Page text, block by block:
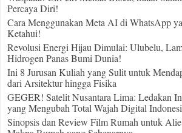
Percaya Diri!
Cara Menggunakan Meta AI di WhatsApp
Ketahui!
Revolusi Energi Hijau Dimulai: Ulubelu,
Hidrogen Panas Bumi Dunia!
Ini 8 Jurusan Kuliah yang Sulit untuk
dari Arsitektur hingga Fisika
GEGER! Satelit Nusantara Lima: Ledakan
yang Mengubah Total Wajah Digital
Sinopsis dan Review Film Rumah untuk